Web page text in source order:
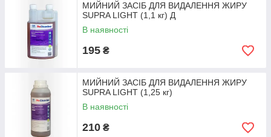
МИЙНИЙ ЗАСІБ ДЛЯ ВИДАЛЕННЯ ЖИРУ
SUPRA LIGHT (1,1 кг) Д
В наявності
195 ₴
МИЙНИЙ ЗАСІБ ДЛЯ ВИДАЛЕННЯ ЖИРУ
SUPRA LIGHT (1,25 кг)
В наявності
210 ₴